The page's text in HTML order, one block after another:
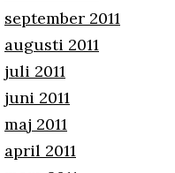
september 2011
augusti 2011
juli 2011
juni 2011
maj 2011
april 2011